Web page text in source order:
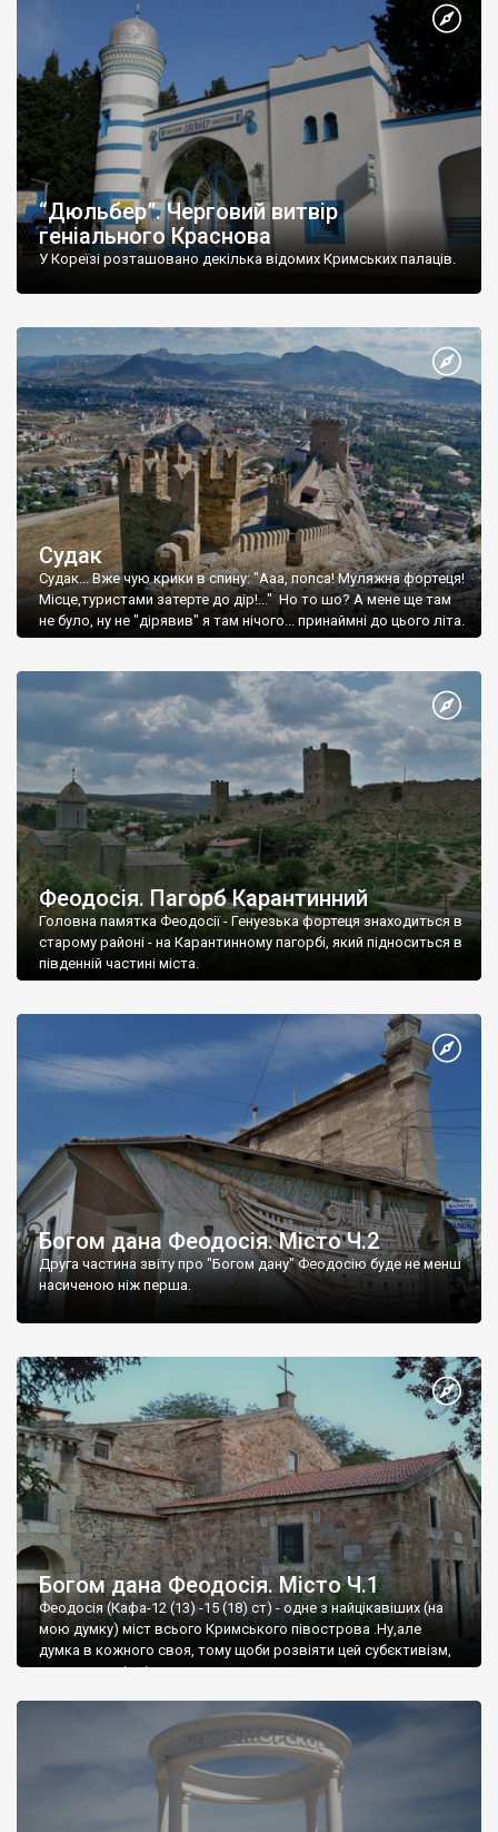
“Дюльбер”. Черговий витвір
геніального Краснова
У Кореїзі розташовано декілька відомих Кримських палаців.
Судак
Судак... Вже чую крики в спину: "Ааа, попса! Муляжна фортеця!
Місце,туристами затерте до дір!..." Но то шо? А мене ще там
не було, ну не "дірявив" я там нічого... принаймні до цього літа.
Феодосія. Пагорб Карантинний
Головна памятка Феодосії - Генуезька фортеця знаходиться в
старому районі - на Карантинному пагорбі, який підноситься в
південній частині міста.
Богом дана Феодосія. Місто Ч.2
Друга частина звіту про "Богом дану" Феодосію буде не менш
насиченою ніж перша.
Богом дана Феодосія. Місто Ч.1
Феодосія (Кафа-12 (13) -15 (18) ст) - одне з найцікавіших (на
мою думку) міст всього Кримського півострова .Ну,але
думка в кожного своя, тому щоби розвіяти цей субєктивізм,
запрошую відвідати це